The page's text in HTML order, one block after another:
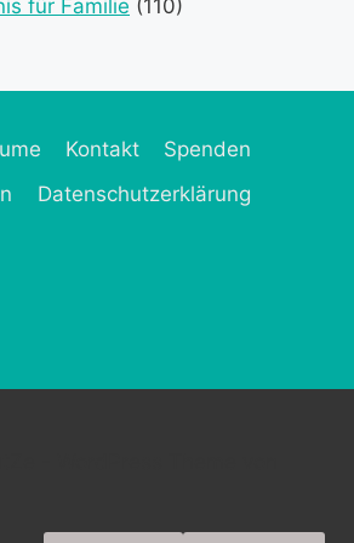
für Familie (110)
Kontakt
Spenden
Datenschutzerklärung